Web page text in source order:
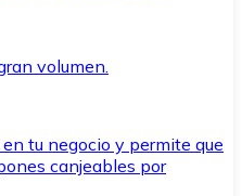
volumen.
tu negocio y permite que
canjeables por